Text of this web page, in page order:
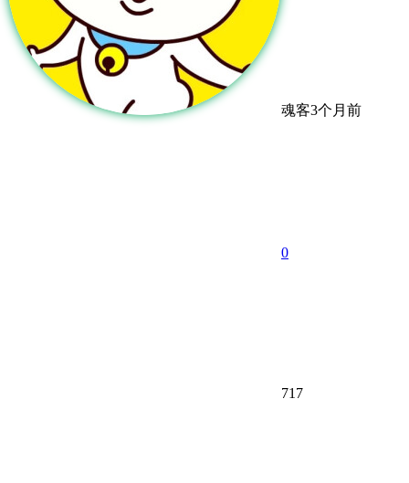
魂客3个月前
0
717